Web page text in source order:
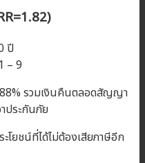
ปี
– 9
รวมเงินคืนตลอดสัญญา
ประกันภัย
โยชน์ที่ได้ไม่ต้องเสียภาษีอีก